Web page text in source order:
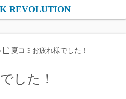
REVOLUTION
夏コミお疲れ様でした！
した！